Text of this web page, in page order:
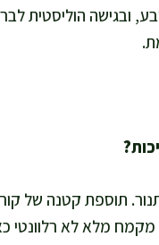
ובגישה הוליסטית
תוספת קטנה של
מלא לא רלוונטי